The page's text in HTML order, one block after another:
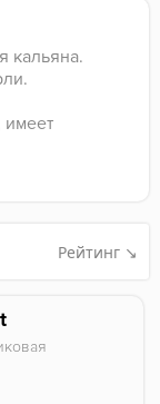
кальяна.
имеет
Рейтинг ↘